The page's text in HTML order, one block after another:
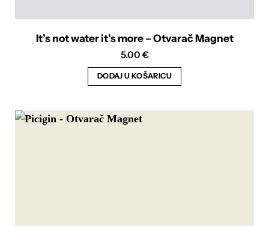
It’s not water it’s more – Otvarač Magnet
5.00 €
DODAJ U KOŠARICU